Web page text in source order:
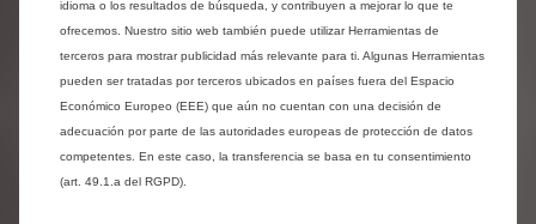
(particular o empresa), gestionada íntegramente a través de
nuestra red de concesionarios.
Esta bonificación no reduce el precio de tu vehículo.
Los CAEs no se consideran una subvención, sino una
monetización derivada de la venta de los ahorros
energéticos certificados, tras la sustitución de un vehículo
idioma o los resultados de búsqueda, y contribuyen a mejorar lo que te
ofrecemos. Nuestro sitio web también puede utilizar Herramientas de
terceros para mostrar publicidad más relevante para ti. Algunas Herramientas
pueden ser tratadas por terceros ubicados en países fuera del Espacio
Económico Europeo (EEE) que aún no cuentan con una decisión de
adecuación por parte de las autoridades europeas de protección de datos
competentes. En este caso, la transferencia se basa en tu consentimiento
(art. 49.1.a del RGPD).